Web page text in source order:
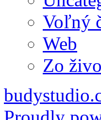
Voľný
Web
Zo